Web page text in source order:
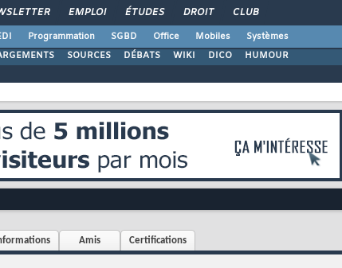
EMPLOI ÉTUDES DROIT CLUB
Programmation SGBD Office Mobiles
Systèmes
SOURCES DÉBATS WIKI DICO HUMOUR
Amis Certifications